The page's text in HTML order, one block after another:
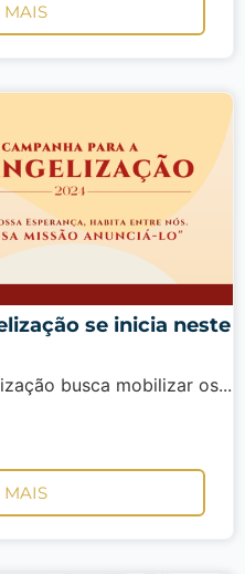
MAIS
se inicia neste
busca mobilizar os...
MAIS